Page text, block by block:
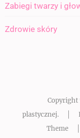
Zabiegi twarzy i
Zdrowie skóry
plastycznej.
Theme